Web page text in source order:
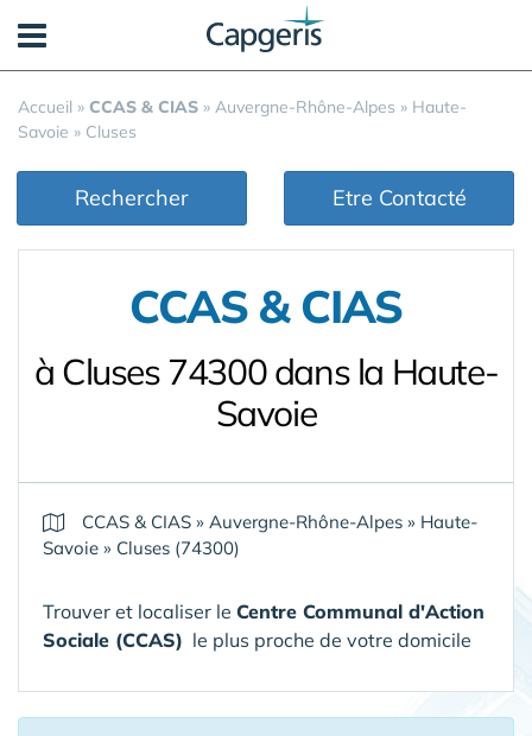
Accueil » CCAS & CIAS » Auvergne-Rhône-Alpes » Haute-
Savoie » Cluses
Rechercher Etre Contacté
CCAS & CIAS
à Cluses 74300 dans la Haute-
Savoie
CCAS & CIAS » Auvergne-Rhône-Alpes » Haute-
Savoie » Cluses (74300)
Trouver et localiser le Centre Communal d'Action
Sociale (CCAS) le plus proche de votre domicile